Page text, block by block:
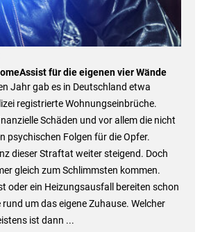
für die eigenen vier Wände
Jahr gab es in Deutschland etwa
registrierte Wohnungseinbrüche.
Schäden und vor allem die nicht
psychischen Folgen für die Opfer.
dieser Straftat weiter steigend. Doch
gleich zum Schlimmsten kommen.
oder ein Heizungsausfall bereiten schon
um das eigene Zuhause. Welcher
ist dann ...